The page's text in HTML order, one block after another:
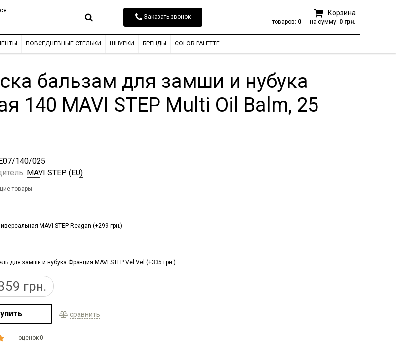
Заказать звонок
Корзина
товаров: 0 на сумму: 0 грн.
ПОВСЕДНЕВНЫЕ СТЕЛЬКИ ШНУРКИ БРЕНДЫ COLOR PALETTE
бальзам для замши и нубука
140 MAVI STEP Multi Oil Balm, 25
E07/140/025
MAVI STEP (EU)
товары
MAVI STEP Reagan (+299 грн.)
для замши и нубука Франция MAVI STEP Vel Vel (+335 грн.)
грн.
сравнить
оценок 0